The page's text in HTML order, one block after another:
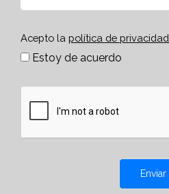
Acepto la política de privacidad
Estoy de acuerdo
Enviar